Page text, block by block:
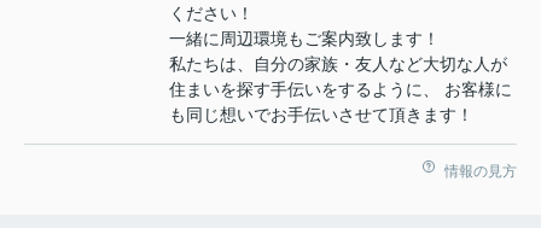
ください！
一緒に周辺環境もご案内致します！
私たちは、自分の家族・友人など大切な人が
住まいを探す手伝いをするように、 お客様に
も同じ想いでお手伝いさせて頂きます！
情報の見方